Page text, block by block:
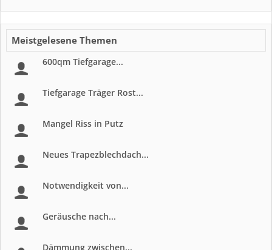
Meistgelesene Themen
600qm Tiefgarage...
Tiefgarage Träger Rost...
Mangel Riss in Putz
Neues Trapezblechdach...
Notwendigkeit von...
Geräusche nach...
Dämmung zwischen...